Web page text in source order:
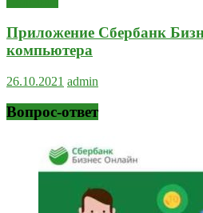
Приложение Сбербанк
компьютера
26.10.2021 admin
Вопрос-ответ